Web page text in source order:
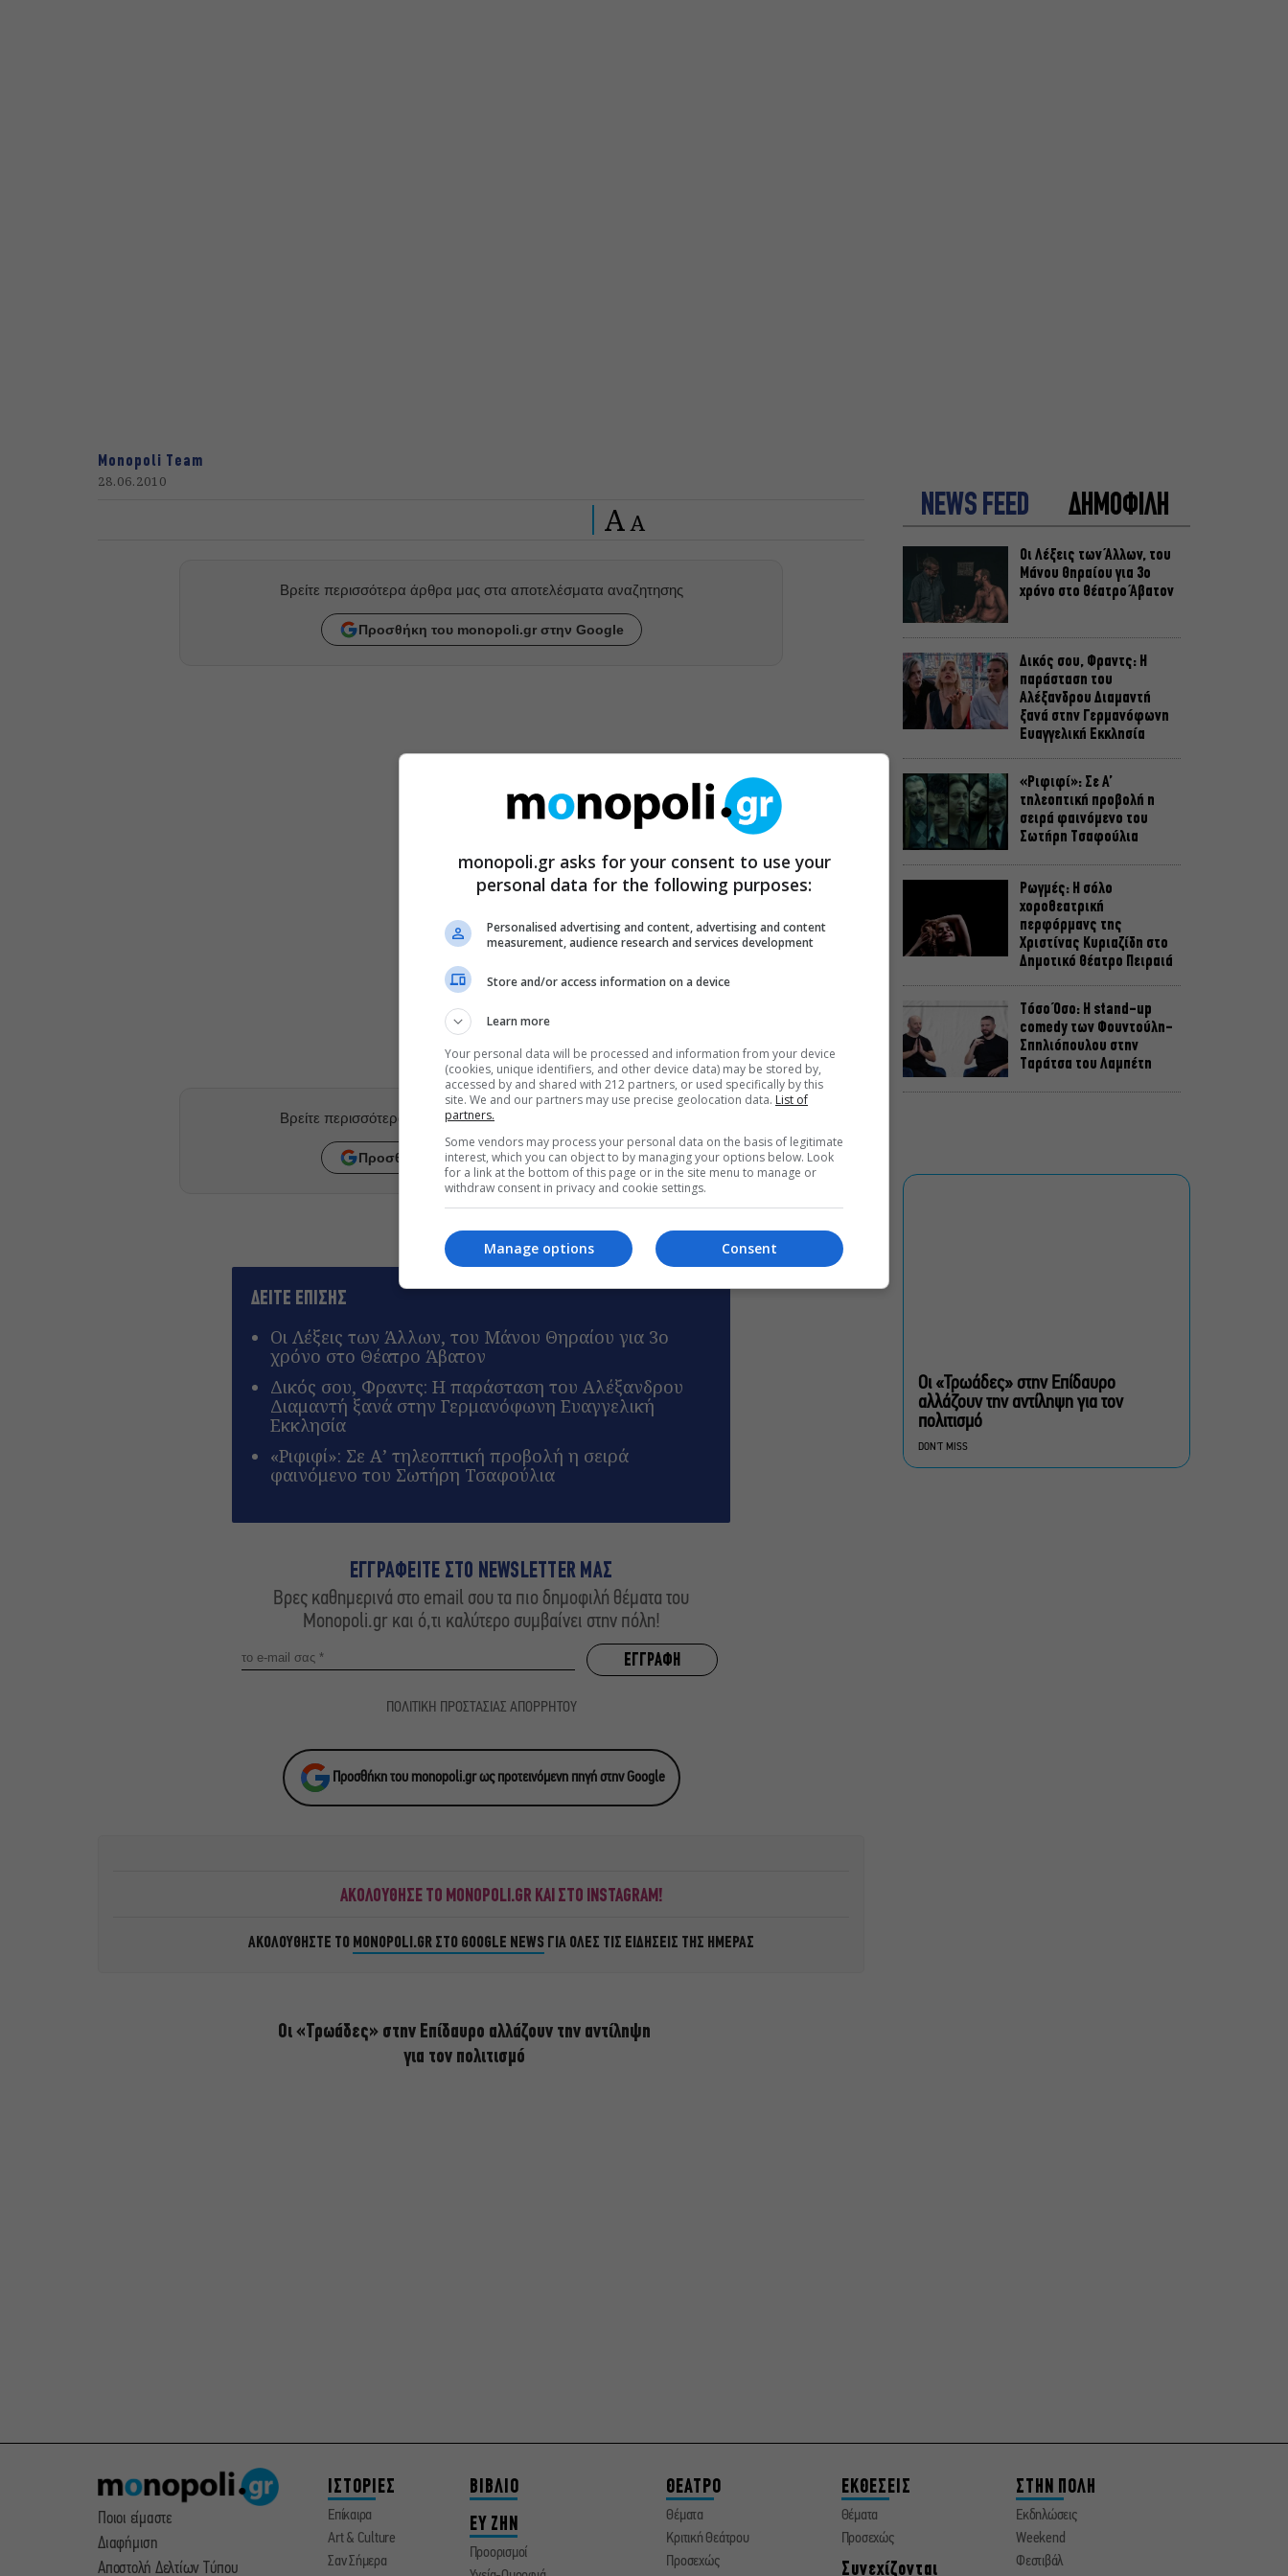
Monopoli Team
28.06.2010
A A
Βρείτε περισσότερα άρθρα μας στα αποτελέσματα αναζητησης
Προσθήκη του monopoli.gr στην Google
Βρείτε περισσότερα άρθρα μας στα αποτελέσματα αναζητησης
Προσθήκη του monopoli.gr στην Google
ΔΕΙΤΕ ΕΠΙΣΗΣ
Οι Λέξεις των Άλλων, του Μάνου Θηραίου για 3ο
χρόνο στο Θέατρο Άβατον
Δικός σου, Φραντς: Η παράσταση του Αλέξανδρου
Διαμαντή ξανά στην Γερμανόφωνη Ευαγγελική
Εκκλησία
«Ριφιφί»: Σε Α’ τηλεοπτική προβολή η σειρά
φαινόμενο του Σωτήρη Τσαφούλια
ΕΓΓΡΑΦΕΙΤΕ ΣΤΟ NEWSLETTER ΜΑΣ
Βρες καθημερινά στο email σου τα πιο δημοφιλή θέματα του
Monopoli.gr και ό,τι καλύτερο συμβαίνει στην πόλη!
ΠΟΛΙΤΙΚΗ ΠΡΟΣΤΑΣΙΑΣ ΑΠΟΡΡΗΤΟΥ
Προσθήκη του monopoli.gr ως προτεινόμενη πηγή στην Google
ΑΚΟΛΟΥΘΗΣΕ ΤΟ MONOPOLI.GR ΚΑΙ ΣΤΟ INSTAGRAM!
ΑΚΟΛΟΥΘΗΣΤΕ ΤΟ MONOPOLI.GR ΣΤΟ GOOGLE NEWS ΓΙΑ ΟΛΕΣ ΤΙΣ ΕΙΔΗΣΕΙΣ ΤΗΣ ΗΜΕΡΑΣ
Οι «Τρωάδες» στην Επίδαυρο αλλάζουν την αντίληψη
για τον πολιτισμό
NEWS FEED ΔΗΜΟΦΙΛΗ
Οι Λέξεις των Άλλων, του
Μάνου Θηραίου για 3ο
χρόνο στο Θέατρο Άβατον
Δικός σου, Φραντς: Η
παράσταση του
Αλέξανδρου Διαμαντή
ξανά στην Γερμανόφωνη
Ευαγγελική Εκκλησία
«Ριφιφί»: Σε Α’
τηλεοπτική προβολή η
σειρά φαινόμενο του
Σωτήρη Τσαφούλια
Ρωγμές: Η σόλο
χοροθεατρική
περφόρμανς της
Χριστίνας Κυριαζίδη στο
Δημοτικό Θέατρο Πειραιά
Τόσο Όσο: Η stand-up
comedy των Φουντούλη-
Σπηλιόπουλου στην
Ταράτσα του Λαμπέτη
σινεμά στην Ταράτσα του
Πρόστιμα έως 73.000€ για
αυθαίρετες καταλήψεις
Πέντε διηγήματα του
Οι «Τρωάδες» στην Επίδαυρο
αλλάζουν την αντίληψη για τον
πολιτισμό
DON'T MISS
Ποιοι είμαστε
Διαφήμιση
Αποστολή Δελτίων Τύπου
ΙΣΤΟΡΙΕΣ
Επίκαιρα
Art & Culture
Σαν Σήμερα
ΒΙΒΛΙΟ
ΕΥ ΖΗΝ
Προορισμοί
ΘΕΑΤΡΟ
Θέματα
Κριτική Θεάτρου
Προσεχώς
ΕΚΘΕΣΕΙΣ
Θέματα
Προσεχώς
Συνεχίζονται
ΣΤΗΝ ΠΟΛΗ
Εκδηλώσεις
Weekend
Φεστιβάλ
monopoli.gr asks for your consent to use your
personal data for the following purposes:
Personalised advertising and content, advertising and content
measurement, audience research and services development
Store and/or access information on a device
Learn more
Your personal data will be processed and information from your device
(cookies, unique identifiers, and other device data) may be stored by,
accessed by and shared with 212 partners, or used specifically by this
site. We and our partners may use precise geolocation data. List of
partners.
Some vendors may process your personal data on the basis of legitimate
interest, which you can object to by managing your options below. Look
for a link at the bottom of this page or in the site menu to manage or
withdraw consent in privacy and cookie settings.
Consent
Manage options